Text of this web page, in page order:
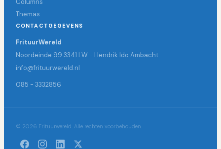
Columns
Themas
CONTACTGEGEVENS
FrituurWereld
Noordeinde 99 3341 LW - Hendrik Ido Ambacht
info@frituurwereld.nl
085 - 3332856
© 2026 Frituurwereld. Alle rechten voorbehouden.